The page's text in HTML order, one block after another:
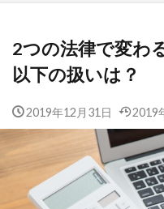
2つの法律で変わ
以下の扱いは？
2019年12月31日 2019